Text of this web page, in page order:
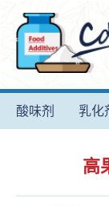
酸味剂 乳化
高